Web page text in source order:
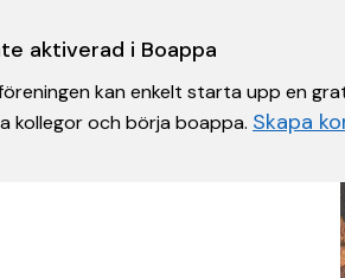
aktiverad i Boappa
kan enkelt starta upp en
kollegor och börja boappa. Skapa